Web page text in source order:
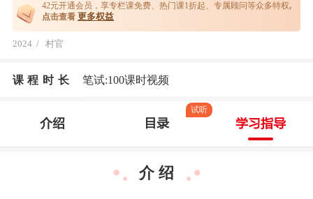
42元开通会员，享专栏课免费、热门课1折起、专属顾问等众多特权,
点击查看 更多权益
2024/ 村官
课程时长 笔试:100课时视频
介绍 目录
试听
学习指导
介 绍